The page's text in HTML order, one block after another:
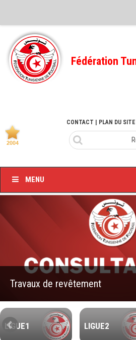
Feuille de match
FMI – 2022/2023
Ligue I – 2022/2023
Ligue I – 2020/2021
Ligue I – 2019/2020
Feuilles de match 2018/2019
Feuille de match 2017/2018
–Ligue I–
–Ligue II–
Feuille de match 2016/2017
-Ligue I-
-Ligue II-
Fédération
CONTACT | PLAN DU SITE
MENU
Travaux de revêtement
LIGUE1 LIGUE2